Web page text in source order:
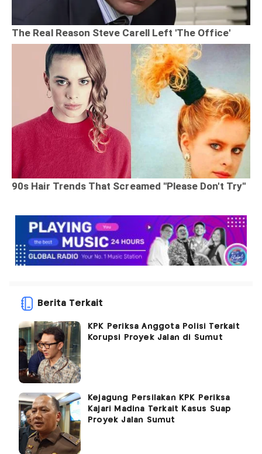
Berita Terkait
KPK Periksa Anggota Polisi Terkait
Korupsi Proyek Jalan di Sumut
Kejagung Persilakan KPK Periksa
Kajari Madina Terkait Kasus Suap
Proyek Jalan Sumut